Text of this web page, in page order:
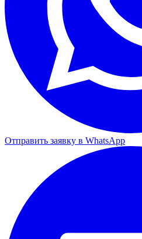
Отправить заявку в WhatsApp